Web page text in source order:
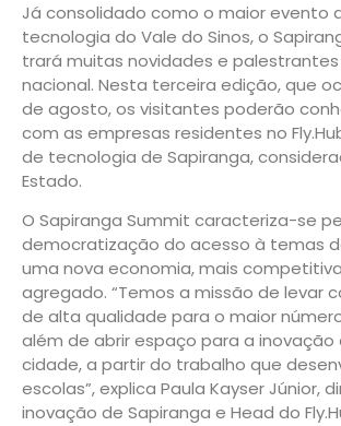
Já consolidado como o maior evento
tecnologia do Vale do Sinos, o
trará muitas novidades e
nacional. Nesta terceira edição, que
de agosto, os visitantes poderão
com as empresas residentes no
de tecnologia de Sapiranga,
Estado.
O Sapiranga Summit caracteriza-se
democratização do acesso à temas
uma nova economia, mais
agregado. “Temos a missão de levar
de alta qualidade para o maior
além de abrir espaço para a inovação
cidade, a partir do trabalho que
escolas”, explica Paula Kayser Júnior,
inovação de Sapiranga e Head do